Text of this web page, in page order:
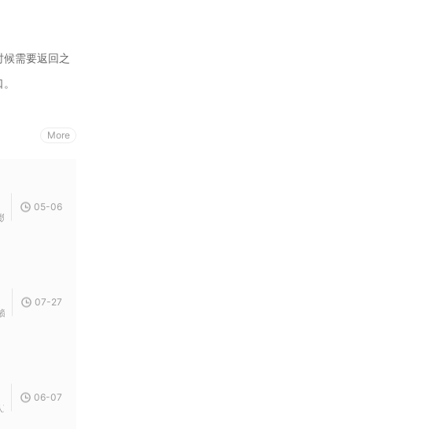
需要返回之
More
魏武曹操四大暗金神将展开...
05-06
产出，搭配核心武将补齐阵...
07-27
伤，适配PVE与PVP全...
06-07